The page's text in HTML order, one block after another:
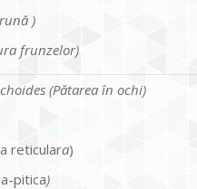
ă )
frunzelor)
(Pătarea în ochi)
reticulara)
pitica)